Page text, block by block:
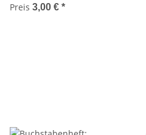
Preis 3,00 € *